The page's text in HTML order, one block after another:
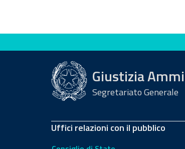
Valuta questo sito
Giustizia
Segretariato Generale
Uffici relazioni con il pubblico